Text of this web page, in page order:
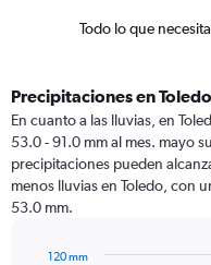
Todo lo que
Precipitaciones en
En cuanto a las lluvias, en
53.0 - 91.0 mm al mes. mayo
precipitaciones pueden
menos lluvias en Toledo, con
53.0 mm.
120 mm